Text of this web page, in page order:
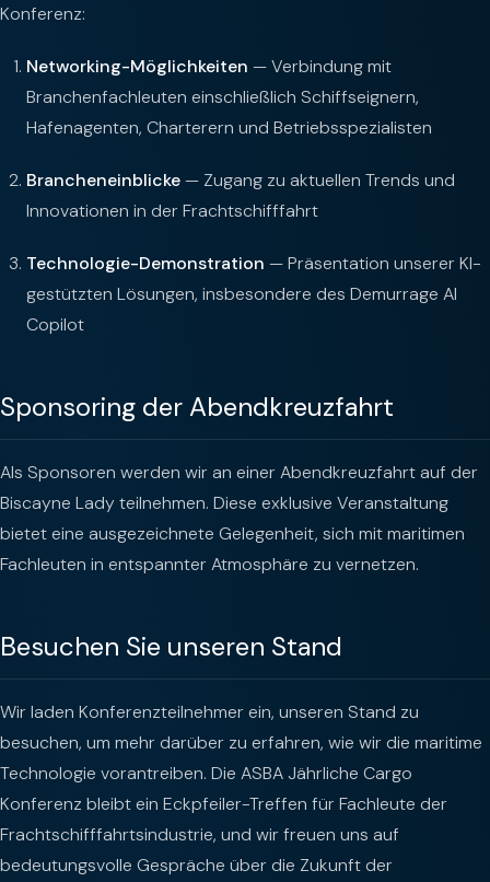
Konferenz:
Networking-Möglichkeiten — Verbindung mit
Branchenfachleuten einschließlich Schiffseignern,
Hafenagenten, Charterern und Betriebsspezialisten
Brancheneinblicke— Zugang zu aktuellen Trends und
Innovationen in der Frachtschifffahrt
Technologie-Demonstration — Präsentation unserer KI-
gestützten Lösungen, insbesondere des Demurrage AI
Copilot
Sponsoring der Abendkreuzfahrt
Als Sponsoren werden wir an einer Abendkreuzfahrt auf der
Biscayne Lady teilnehmen. Diese exklusive Veranstaltung
bietet eine ausgezeichnete Gelegenheit, sich mit maritimen
Fachleuten in entspannter Atmosphäre zu vernetzen.
Besuchen Sie unseren Stand
Wir laden Konferenzteilnehmer ein, unseren Stand zu
besuchen, um mehr darüber zu erfahren, wie wir die maritime
Technologie vorantreiben. Die ASBA Jährliche Cargo
Konferenz bleibt ein Eckpfeiler-Treffen für Fachleute der
Frachtschifffahrtsindustrie, und wir freuen uns auf
bedeutungsvolle Gespräche über die Zukunft der